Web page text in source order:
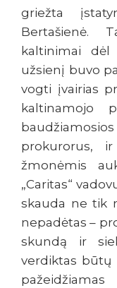
griežta
Bertašienė.
kaltinimai
užsienį buvo
vogti įvairias
kaltinamojo
prokurorus,
žmonėmis
„Caritas“
skauda ne tik
nepadėtas –
skundą ir
verdiktas būtų